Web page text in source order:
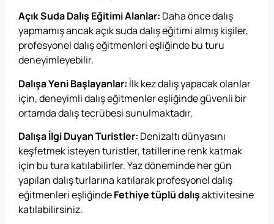
Açık Suda Dalış Eğitimi Alanlar: Daha önce dalış
yapmamış ancak açık suda dalış eğitimi almış kişiler,
profesyonel dalış eğitmenleri eşliğinde bu turu
deneyimleyebilir.
Dalışa Yeni Başlayanlar: İlk kez dalış yapacak olanlar
için, deneyimli dalış eğitmenler eşliğinde güvenli bir
ortamda dalış tecrübesi sunulmaktadır.
Dalışa İlgi Duyan Turistler: Denizaltı dünyasını
keşfetmek isteyen turistler, tatillerine renk katmak
için bu tura katılabilirler. Yaz döneminde her gün
yapılan dalış turlarına katılarak profesyonel dalış
eğitmenleri eşliğindeFethiye tüplü dalışaktivitesine
katılabilirsiniz.